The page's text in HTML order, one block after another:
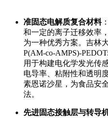
准固态电解质复合材料
和一定的离子迁移效率
为一种优秀方案。吉林
P(AM-co-AMPS)-
用于构建电化学发光传
电导率、粘附性和透明
素恩诺沙星，为食品安
法。
先进固态接触层与转导